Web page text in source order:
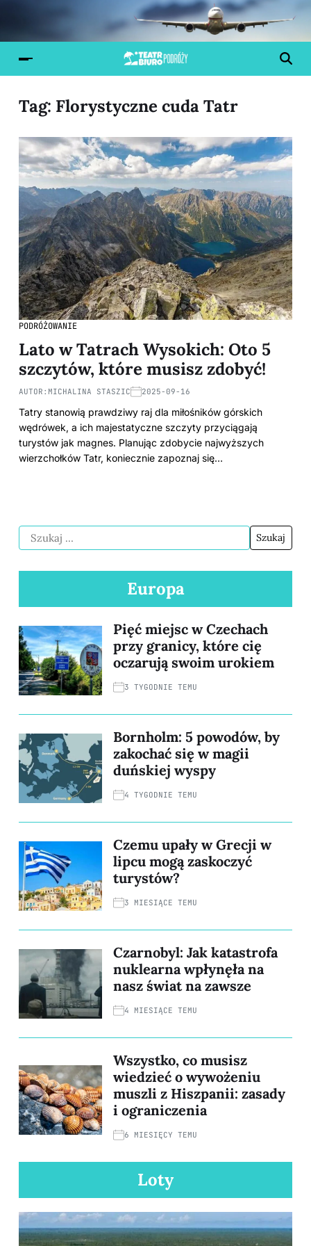
Tag: Florystyczne cuda Tatr
PODRÓŻOWANIE
Lato w Tatrach Wysokich: Oto 5
szczytów, które musisz zdobyć!
AUTOR: MICHALINA STASZIC 2025-09-16
Tatry stanowią prawdziwy raj dla miłośników górskich
wędrówek, a ich majestatyczne szczyty przyciągają
turystów jak magnes. Planując zdobycie najwyższych
wierzchołków Tatr, koniecznie zapoznaj się…
Europa
Pięć miejsc w Czechach
przy granicy, które cię
oczarują swoim urokiem
3 TYGODNIE TEMU
Bornholm: 5 powodów, by
zakochać się w magii
duńskiej wyspy
4 TYGODNIE TEMU
Czemu upały w Grecji w
lipcu mogą zaskoczyć
turystów?
3 MIESIĄCE TEMU
Czarnobyl: Jak katastrofa
nuklearna wpłynęła na
nasz świat na zawsze
4 MIESIĄCE TEMU
Wszystko, co musisz
wiedzieć o wywożeniu
muszli z Hiszpanii: zasady
i ograniczenia
6 MIESIĘCY TEMU
Loty